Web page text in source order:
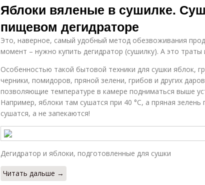
Яблоки вяленые в сушилке.
пищевом дегидраторе
Это, наверное, самый удобный метод обезвоживания
момент – нужно купить дегидратор (сушилку). А это траты
Особенностью такой бытовой техники для сушки яблок,
черники, помидоров, пряной зелени, грибов и других
позволяющие температуре в камере подниматься выше
Например, яблоки там сушатся при 40 °С, а пряная зелень
сушатся, а не запекаются!
Дегидратор и яблоки, подготовленные для сушки
Читать дальше →